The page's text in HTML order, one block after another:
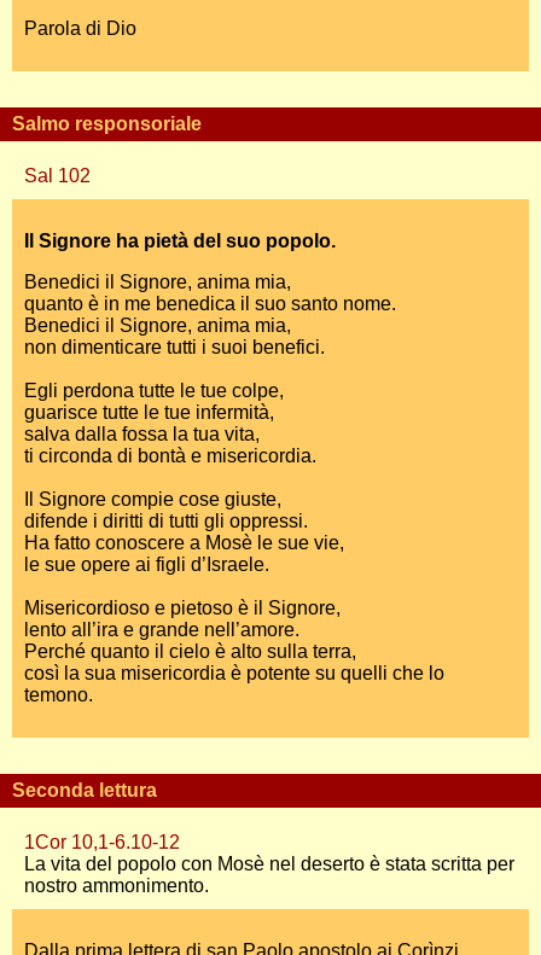
Parola di Dio
Salmo responsoriale
Sal 102
Il Signore ha pietà del suo popolo.
Benedici il Signore, anima mia,
quanto è in me benedica il suo santo nome.
Benedici il Signore, anima mia,
non dimenticare tutti i suoi benefici.
Egli perdona tutte le tue colpe,
guarisce tutte le tue infermità,
salva dalla fossa la tua vita,
ti circonda di bontà e misericordia.
Il Signore compie cose giuste,
difende i diritti di tutti gli oppressi.
Ha fatto conoscere a Mosè le sue vie,
le sue opere ai figli d’Israele.
Misericordioso e pietoso è il Signore,
lento all’ira e grande nell’amore.
Perché quanto il cielo è alto sulla terra,
così la sua misericordia è potente su quelli che lo
temono.
Seconda lettura
1Cor 10,1-6.10-12
La vita del popolo con Mosè nel deserto è stata scritta per
nostro ammonimento.